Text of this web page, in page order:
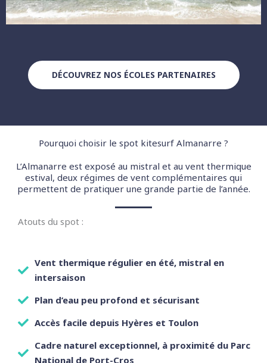
DÉCOUVREZ NOS ÉCOLES PARTENAIRES
Pourquoi choisir le spot kitesurf Almanarre ?
L’Almanarre est exposé au mistral et au vent thermique
estival, deux régimes de vent complémentaires qui
permettent de pratiquer une grande partie de l’année.
Atouts du spot :
Vent thermique régulier en été, mistral en
intersaison
Plan d’eau peu profond et sécurisant
Accès facile depuis Hyères et Toulon
Cadre naturel exceptionnel, à proximité du Parc
National de Port-Cros